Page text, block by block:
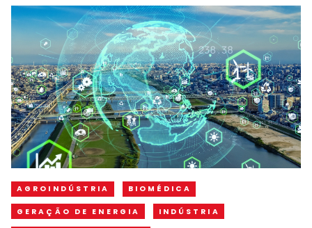
AGROINDÚSTRIA BIOMÉDICA
GERAÇÃO DE ENERGIA INDÚSTRIA